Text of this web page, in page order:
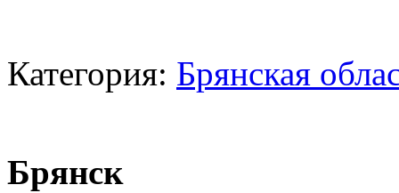
Категория: Брянская
Брянск